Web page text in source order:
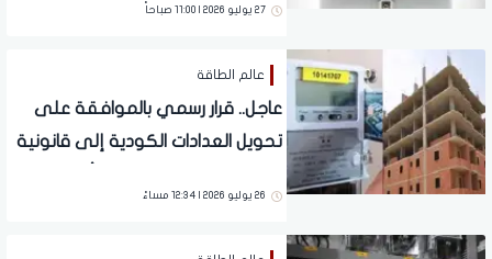
رسوم
27 يوليو 2026 | 11:00 صباحاً
عالم الطاقة
عاجل.. قرار رسمي بالموافقة على
تحويل العدادات الكودية إلى قانونية
26 يوليو 2026 | 12:34 مساءً